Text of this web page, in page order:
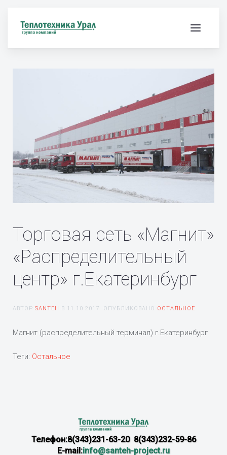
Торговая сеть «Магнит»
«Распределительный
центр» г.Екатеринбург
АВТОР SANTEH В 11.10.2017 . ОПУБЛИКОВАНО ОСТАЛЬНОЕ
Магнит (распределительный терминал) г.Екатеринбург
Теги: Остальное
Телефон:8(343)231-63-20 8(343)232-59-86
E-mail:info@santeh-project.ru